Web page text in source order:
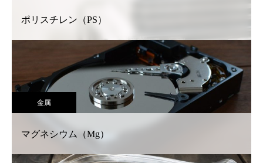
ポリスチレン（PS）
金属
マグネシウム（Mg）